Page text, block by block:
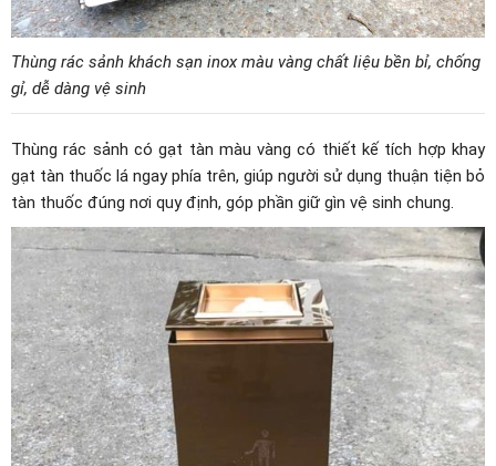
Thùng rác sảnh khách sạn inox màu vàng chất liệu bền bỉ, chống
gỉ, dễ dàng vệ sinh
Thùng rác sảnh có gạt tàn màu vàng có thiết kế tích hợp khay
gạt tàn thuốc lá ngay phía trên, giúp người sử dụng thuận tiện bỏ
tàn thuốc đúng nơi quy định, góp phần giữ gìn vệ sinh chung.